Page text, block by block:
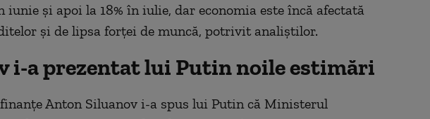
iunie şi apoi la 18% în iulie, dar economia este încă afectată
şi de lipsa forţei de muncă, potrivit analiştilor.
i-a prezentat lui Putin noile estimări
Anton Siluanov i-a spus lui Putin că Ministerul